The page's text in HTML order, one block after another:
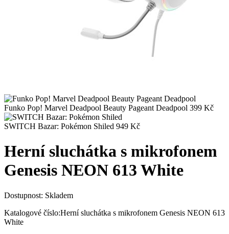
Funko Pop! Marvel Deadpool Beauty Pageant Deadpool 399 Kč
SWITCH Bazar: Pokémon Shiled 949 Kč
Herní sluchátka s mikrofonem
Genesis NEON 613 White
Dostupnost: Skladem
Katalogové číslo:Herní sluchátka s mikrofonem Genesis NEON 613
White